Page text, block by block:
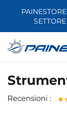
Recensioni :